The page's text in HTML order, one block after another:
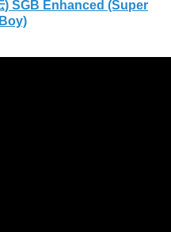
) SGB Enhanced (Super